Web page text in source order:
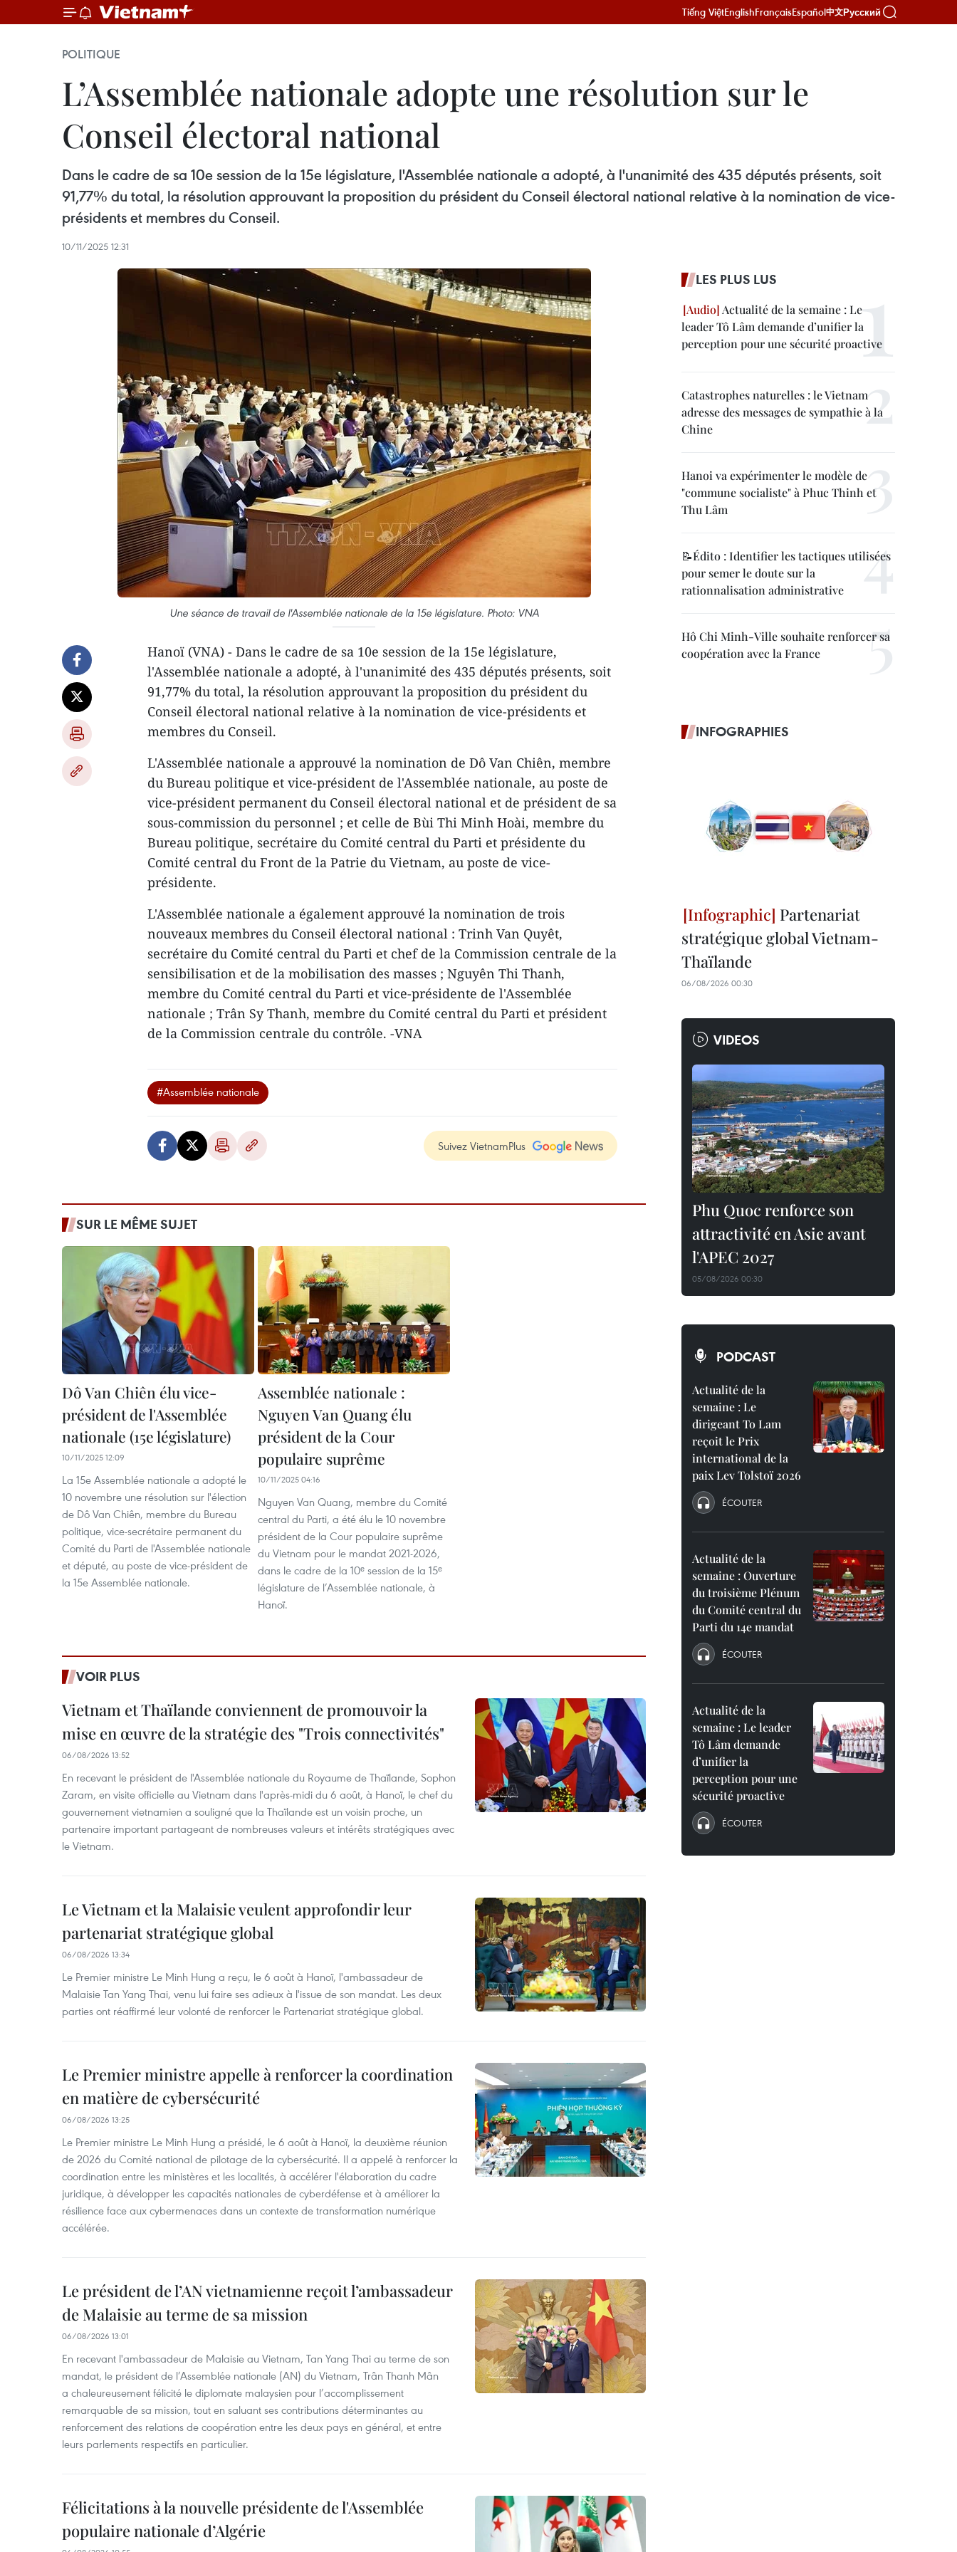
Tiếng ViệtEnglishFrançaisEspañol中文Русский
POLITIQUE
L’Assemblée nationale adopte une résolution sur le
Conseil électoral national
Dans le cadre de sa 10e session de la 15e législature, l'Assemblée nationale a adopté, à l'unanimité des 435 députés présents, soit
91,77% du total, la résolution approuvant la proposition du président du Conseil électoral national relative à la nomination de vice-
présidents et membres du Conseil.
10/11/2025 12:31
Une séance de travail de l'Assemblée nationale de la 15e législature. Photo: VNA
Hanoï (VNA) - Dans le cadre de sa 10e session de la 15e législature,
l'Assemblée nationale a adopté, à l'unanimité des 435 députés présents, soit
91,77% du total, la résolution approuvant la proposition du président du
Conseil électoral national relative à la nomination de vice-présidents et
membres du Conseil.
L'Assemblée nationale a approuvé la nomination de Dô Van Chiên, membre
du Bureau politique et vice-président de l'Assemblée nationale, au poste de
vice-président permanent du Conseil électoral national et de président de sa
sous-commission du personnel ; et celle de Bùi Thi Minh Hoài, membre du
Bureau politique, secrétaire du Comité central du Parti et présidente du
Comité central du Front de la Patrie du Vietnam, au poste de vice-
présidente.
L'Assemblée nationale a également approuvé la nomination de trois
nouveaux membres du Conseil électoral national : Trinh Van Quyêt,
secrétaire du Comité central du Parti et chef de la Commission centrale de la
sensibilisation et de la mobilisation des masses ; Nguyên Thi Thanh,
membre du Comité central du Parti et vice-présidente de l'Assemblée
nationale ; Trân Sy Thanh, membre du Comité central du Parti et président
de la Commission centrale du contrôle. -VNA
#Assemblée nationale
Suivez VietnamPlus
SUR LE MÊME SUJET
Dô Van Chiên élu vice-
président de l'Assemblée
nationale (15e législature)
10/11/2025 12:09
La 15e Assemblée nationale a adopté le
10 novembre une résolution sur l'élection
de Dô Van Chiên, membre du Bureau
politique, vice-secrétaire permanent du
Comité du Parti de l'Assemblée nationale
et député, au poste de vice-président de
la 15e Assemblée nationale.
Assemblée nationale :
Nguyen Van Quang élu
président de la Cour
populaire suprême
10/11/2025 04:16
Nguyen Van Quang, membre du Comité
central du Parti, a été élu le 10 novembre
président de la Cour populaire suprême
du Vietnam pour le mandat 2021-2026,
dans le cadre de la 10ᵉ session de la 15ᵉ
législature de l’Assemblée nationale, à
Hanoï.
VOIR PLUS
Vietnam et Thaïlande conviennent de promouvoir la
mise en œuvre de la stratégie des "Trois connectivités"
06/08/2026 13:52
En recevant le président de l'Assemblée nationale du Royaume de Thaïlande, Sophon
Zaram, en visite officielle au Vietnam dans l'après-midi du 6 août, à Hanoï, le chef du
gouvernement vietnamien a souligné que la Thaïlande est un voisin proche, un
partenaire important partageant de nombreuses valeurs et intérêts stratégiques avec
le Vietnam.
Le Vietnam et la Malaisie veulent approfondir leur
partenariat stratégique global
06/08/2026 13:34
Le Premier ministre Le Minh Hung a reçu, le 6 août à Hanoï, l'ambassadeur de
Malaisie Tan Yang Thai, venu lui faire ses adieux à l'issue de son mandat. Les deux
parties ont réaffirmé leur volonté de renforcer le Partenariat stratégique global.
Le Premier ministre appelle à renforcer la coordination
en matière de cybersécurité
06/08/2026 13:25
Le Premier ministre Le Minh Hung a présidé, le 6 août à Hanoï, la deuxième réunion
de 2026 du Comité national de pilotage de la cybersécurité. Il a appelé à renforcer la
coordination entre les ministères et les localités, à accélérer l'élaboration du cadre
juridique, à développer les capacités nationales de cyberdéfense et à améliorer la
résilience face aux cybermenaces dans un contexte de transformation numérique
accélérée.
Le président de l’AN vietnamienne reçoit l’ambassadeur
de Malaisie au terme de sa mission
06/08/2026 13:01
En recevant l'ambassadeur de Malaisie au Vietnam, Tan Yang Thai au terme de son
mandat, le président de l’Assemblée nationale (AN) du Vietnam, Trân Thanh Mân
a chaleureusement félicité le diplomate malaysien pour l’accomplissement
remarquable de sa mission, tout en saluant ses contributions déterminantes au
renforcement des relations de coopération entre les deux pays en général, et entre
leurs parlements respectifs en particulier.
Félicitations à la nouvelle présidente de l'Assemblée
populaire nationale d’Algérie
LES PLUS LUS
Actualité de la semaine : Le
leader Tô Lâm demande d’unifier la
perception pour une sécurité proactive
Catastrophes naturelles : le Vietnam
adresse des messages de sympathie à la
Chine
Hanoi va expérimenter le modèle de
"commune socialiste" à Phuc Thinh et
Thu Lâm
📝Édito : Identifier les tactiques utilisées
pour semer le doute sur la
rationnalisation administrative
Hô Chi Minh-Ville souhaite renforcer sa
coopération avec la France
INFOGRAPHIES
Partenariat
stratégique global Vietnam-
Thaïlande
06/08/2026 00:30
VIDEOS
Phu Quoc renforce son
attractivité en Asie avant
l'APEC 2027
05/08/2026 00:30
PODCAST
Actualité de la
semaine : Le
dirigeant To Lam
reçoit le Prix
international de la
paix Lev Tolstoï 2026
ÉCOUTER
Actualité de la
semaine : Ouverture
du troisième Plénum
du Comité central du
Parti du 14e mandat
ÉCOUTER
Actualité de la
semaine : Le leader
Tô Lâm demande
d’unifier la
perception pour une
sécurité proactive
ÉCOUTER